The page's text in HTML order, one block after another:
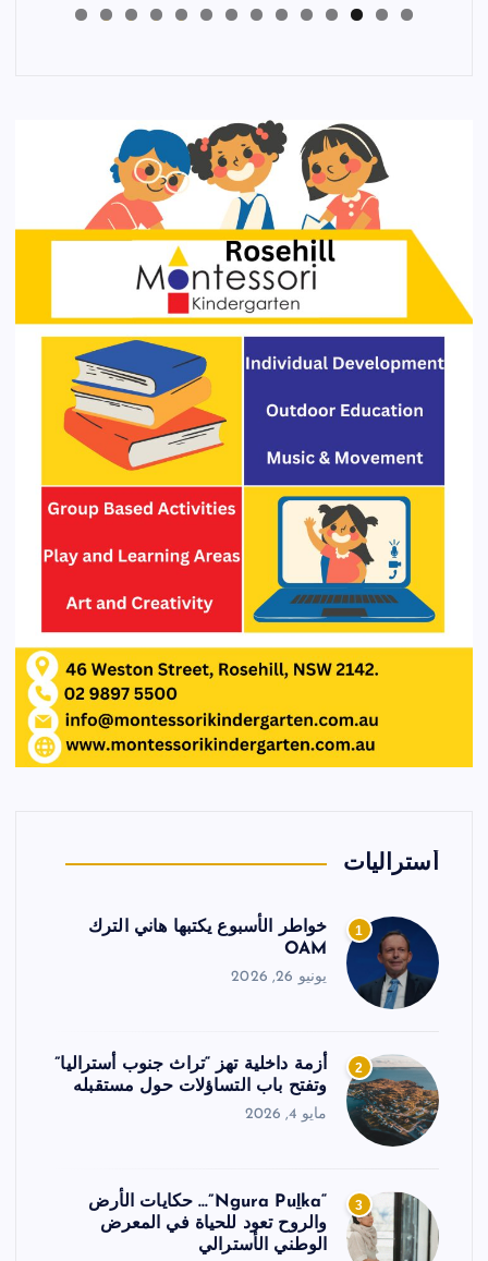
أستراليات
1
خواطر الأسبوع يكتبها هاني الترك
OAM
يونيو 26, 2026
2
أزمة داخلية تهز “تراث جنوب أستراليا”
وتفتح باب التساؤلات حول مستقبله
مايو 4, 2026
3
“Ngura Puḻka”… حكايات الأرض
والروح تعود للحياة في المعرض
الوطني الأسترالي